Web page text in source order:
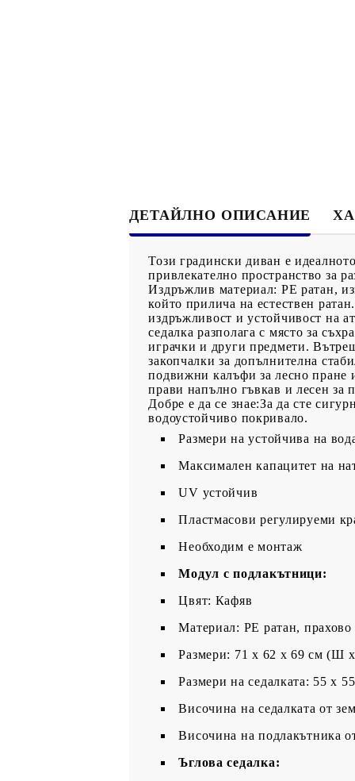
ДЕТАЙЛНО ОПИСАНИЕ
Този градински диван е
привлекателно пространство за
Издръжлив материал: PE ратан,
който прилича на естествен
издръжливост и устойчивост на
седалка разполага с място за
играчки и други предмети.
закопчалки за допълнителна
подвижни калъфи за лесно пране
прави напълно гъвкав и лесен за
Добре е да се знае:За да сте
водоустойчиво покривало.
Размери на устойчива на
Максимален капацитет на
UV устойчив
Пластмасови регулируеми
Необходим е монтаж
Модул с подлакътници:
Цвят: Кафяв
Материал: PE ратан,
Размери: 71 x 62 x 69 см (Ш
Размери на седалката: 55 x
Височина на седалката от
Височина на подлакътника
Ъглова седалка: